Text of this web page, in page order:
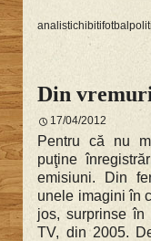
analistichibitifotbal
Din
17/04/2012
Pentru că nu
puţine
emisiuni. Din
unele imagini în
jos, surprinse
TV, din 2005.